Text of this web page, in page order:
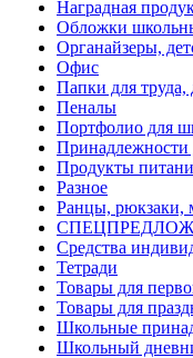
Наградная
Обложки
Органайзеры,
Офис
Папки для труда,
Пеналы
Портфолио для
Принадлежности
Продукты
Разное
Ранцы, рюкзаки,
Средства
Тетради
Товары для
Товары для
Школьные
Школьный